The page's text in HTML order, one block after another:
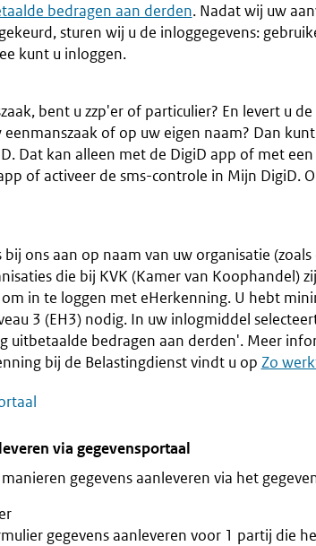
bedragen aan derden. Nadat wij uw
sturen wij u de inloggegevens:
kunt u inloggen.
bent u zzp'er of particulier? En levert u
of op uw eigen naam? Dan
Dat kan alleen met de DigiD app of met
of activeer de sms-controle in Mijn DigiD.
bij ons aan op naam van uw organisatie
die bij KVK (Kamer van Koophandel)
in te loggen met eHerkenning. U hebt
3 (EH3) nodig. In uw inlogmiddel
uitbetaalde bedragen aan derden'. Meer
bij de Belastingdienst vindt u op Zo
via gegevensportaal
gegevens aanleveren via het
gegevens aanleveren voor 1 partij die